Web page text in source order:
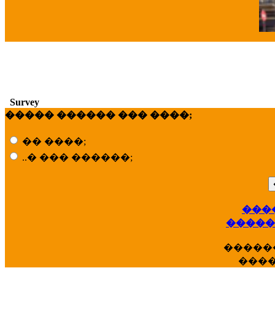
Survey
����� ������ ��� ����;
�� ����;
..� ��� ������;